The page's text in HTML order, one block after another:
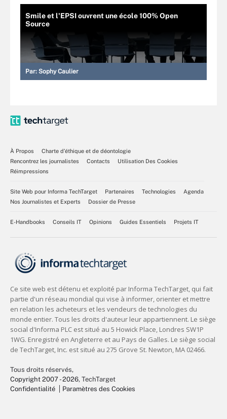
Smile et l'EPSI ouvrent une école 100% Open
Source
Par: Sophy Caulier
À Propos
Charte d’éthique et de déontologie
Rencontrez les journalistes
Contacts
Utilisation Des Cookies
Réimpressions
Site Web pour Informa TechTarget Partenaires Technologies
Agenda
Nos Journalistes et Experts
Dossier de Presse
E-Handbooks Conseils IT Opinions Guides Essentiels Projets IT
Tous droits réservés,
Copyright 2007 - 2026, TechTarget
Confidentialité
Paramètres des Cookies